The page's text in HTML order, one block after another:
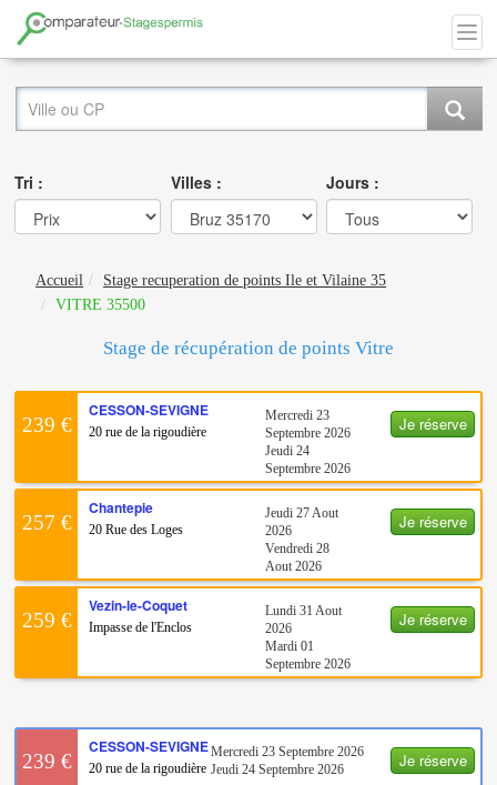
Tri : Villes : Jours :
Accueil
Stage recuperation de points Ile et Vilaine 35
VITRE 35500
Stage de récupération de points Vitre
Je réserve
239 €
CESSON-SEVIGNE
20 rue de la rigoudière
Mercredi 23
Septembre 2026
Jeudi 24
Septembre 2026
Je réserve
257 €
Chantepie
20 Rue des Loges
Jeudi 27 Aout
2026
Vendredi 28
Aout 2026
Je réserve
259 €
Vezin-le-Coquet
Impasse de l'Enclos
Lundi 31 Aout
2026
Mardi 01
Septembre 2026
Je réserve
239 €
CESSON-SEVIGNE
20 rue de la rigoudière
Mercredi 23 Septembre 2026
Jeudi 24 Septembre 2026